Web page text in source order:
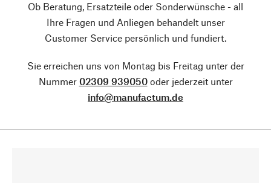
Ob Beratung, Ersatzteile oder Sonderwünsche - all
Ihre Fragen und Anliegen behandelt unser
Customer Service persönlich und fundiert.
Sie erreichen uns von Montag bis Freitag unter der
Nummer 02309 939050oder jederzeit unter
info@manufactum.de